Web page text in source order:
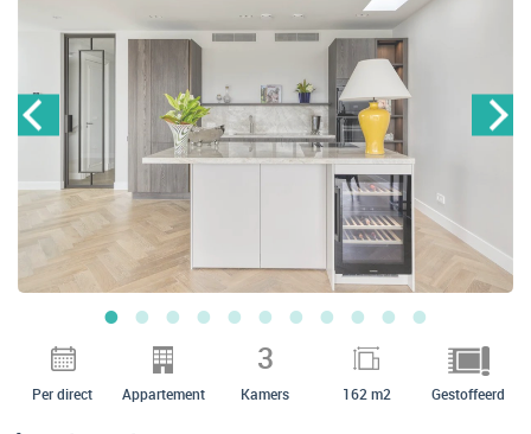
Per direct Appartement
3
Kamers 162 m2 Gestoffeerd